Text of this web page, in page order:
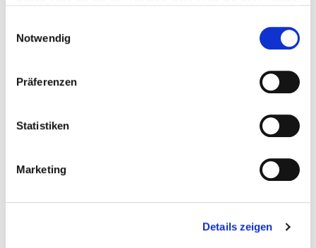
Notwendig
Präferenzen
Statistiken
Marketing
Details zeigen
29. Juli 2023